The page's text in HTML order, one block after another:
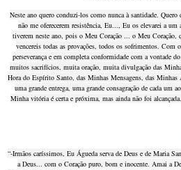
Neste ano quero conduzi-los como nunca à santidade.
não me oferecerem resistência, Eu..., Eu os elevarei a
tiverem neste ano, pois o Meu Coração ... o Meu Coração,
vencereis todas as provações, todos os sofrimentos. Com
perseverança e em completa conformidade com a vontade
muitos sacrifícios, muita oração, muita divulgação das
Hora do Espírito Santo, das Minhas Mensagens, das Minhas
uma grande entrega, uma grande consagração de cada um
Minha vitória é certa e próxima, mas ainda não foi
“-Irmãos caríssimos, Eu Águeda serva de Deus e de Maria
a Deus... com o Coração puro, bom e inocente. Amai a